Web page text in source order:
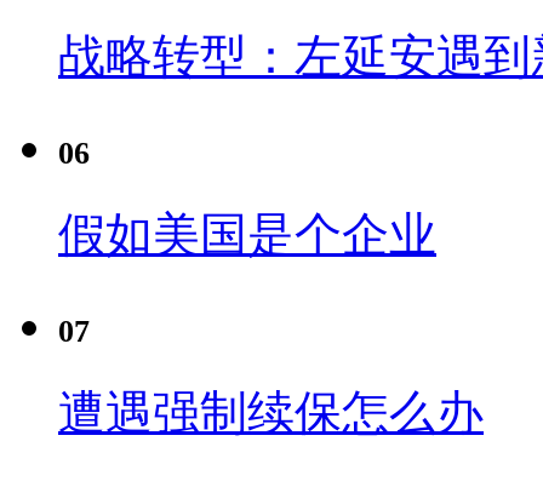
战略转型：左延安遇
06
假如美国是个企业
07
遭遇强制续保怎么办